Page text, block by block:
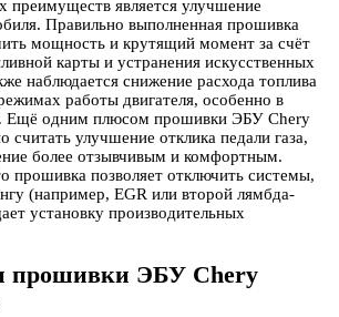
преимуществ является улучшение
Правильно выполненная прошивка
мощность и крутящий момент за счёт
карты и устранения искусственных
наблюдается снижение расхода топлива
работы двигателя, особенно в
Ещё одним плюсом прошивки ЭБУ Chery
считать улучшение отклика педали газа,
более отзывчивым и комфортным.
прошивка позволяет отключить системы,
(например, EGR или второй лямбда-
установку производительных
прошивки ЭБУ Chery